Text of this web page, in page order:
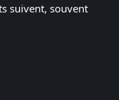
suivent, souvent